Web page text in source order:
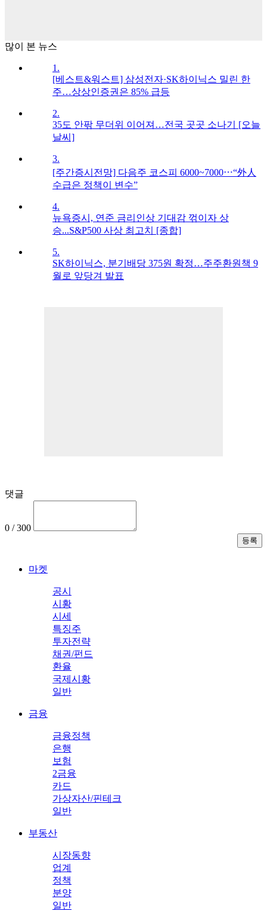
많이 본 뉴스
1.
[베스트&워스트] 삼성전자·SK하이닉스 밀린 한
주…상상인증권은 85% 급등
2.
35도 안팎 무더위 이어져…전국 곳곳 소나기 [오늘
날씨]
3.
[주간증시전망] 다음주 코스피 6000~7000⋯“外人
수급은 정책이 변수”
4.
뉴욕증시, 연준 금리인상 기대감 꺾이자 상
승...S&P500 사상 최고치 [종합]
5.
SK하이닉스, 분기배당 375원 확정…주주환원책 9
월로 앞당겨 발표
댓글
0 / 300
마켓
공시
시황
시세
특징주
투자전략
채권/펀드
환율
국제시황
일반
금융
금융정책
은행
보험
2금융
카드
가상자산/핀테크
일반
부동산
시장동향
업계
정책
분양
일반